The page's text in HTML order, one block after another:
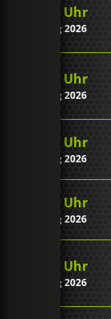
22:07 Uhr
07. Aug 2026
22:04 Uhr
07. Aug 2026
21:58 Uhr
07. Aug 2026
21:54 Uhr
07. Aug 2026
21:51 Uhr
07. Aug 2026